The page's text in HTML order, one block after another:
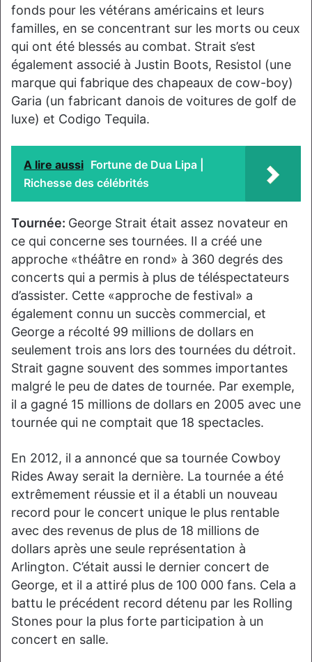
fonds pour les vétérans américains et leurs
familles, en se concentrant sur les morts ou ceux
qui ont été blessés au combat. Strait s’est
également associé à Justin Boots, Resistol (une
marque qui fabrique des chapeaux de cow-boy)
Garia (un fabricant danois de voitures de golf de
luxe) et Codigo Tequila.
A lire aussi Fortune de Dua Lipa |
Richesse des célébrités
Tournée: George Strait était assez novateur en
ce qui concerne ses tournées. Il a créé une
approche «théâtre en rond» à 360 degrés des
concerts qui a permis à plus de téléspectateurs
d’assister. Cette «approche de festival» a
également connu un succès commercial, et
George a récolté 99 millions de dollars en
seulement trois ans lors des tournées du détroit.
Strait gagne souvent des sommes importantes
malgré le peu de dates de tournée. Par exemple,
il a gagné 15 millions de dollars en 2005 avec une
tournée qui ne comptait que 18 spectacles.
En 2012, il a annoncé que sa tournée Cowboy
Rides Away serait la dernière. La tournée a été
extrêmement réussie et il a établi un nouveau
record pour le concert unique le plus rentable
avec des revenus de plus de 18 millions de
dollars après une seule représentation à
Arlington. C’était aussi le dernier concert de
George, et il a attiré plus de 100 000 fans. Cela a
battu le précédent record détenu par les Rolling
Stones pour la plus forte participation à un
concert en salle.